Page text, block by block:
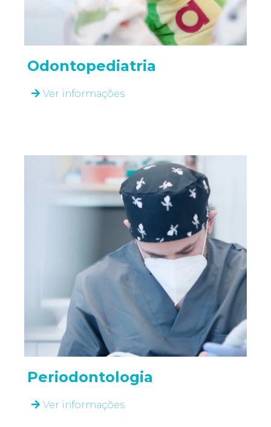
Odontopediatria
Ver informações
Periodontologia
Ver informações